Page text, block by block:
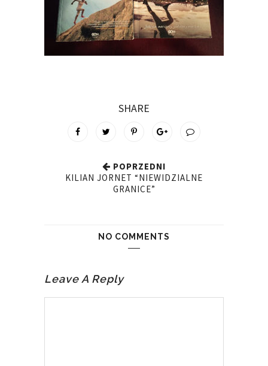
SHARE
POPRZEDNI
KILIAN JORNET “NIEWIDZIALNE
GRANICE”
NO COMMENTS
Leave A Reply